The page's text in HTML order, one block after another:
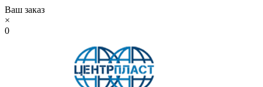
Ваш заказ
×
0